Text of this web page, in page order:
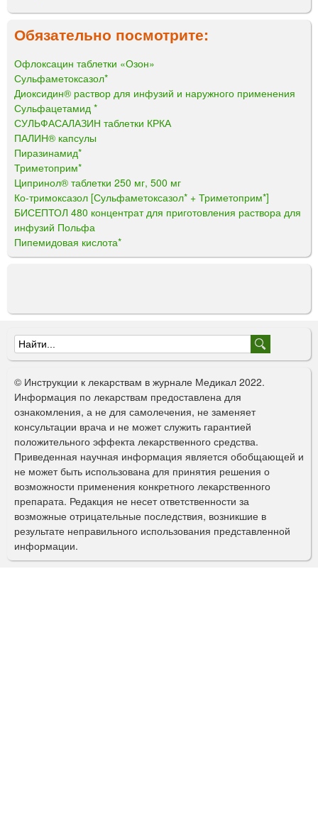
Обязательно посмотрите:
Офлоксацин таблетки «Озон»
Сульфаметоксазол*
Диоксидин® раствор для инфузий и наружного применения
Сульфацетамид *
СУЛЬФАСАЛАЗИН таблетки КРКА
ПАЛИН® капсулы
Пиразинамид*
Триметоприм*
Ципринол® таблетки 250 мг, 500 мг
Ко-тримоксазол [Сульфаметоксазол* + Триметоприм*]
БИСЕПТОЛ 480 концентрат для приготовления раствора для
инфузий Польфа
Пипемидовая кислота*
Ф
о
р
м
а
п
о
и
с
к
© Инструкции к лекарствам в журнале Медикал 2022.
Информация по лекарствам предоставлена для
ознакомления, а не для самолечения, не заменяет
консультации врача и не может служить гарантией
положительного эффекта лекарственного средства.
Приведенная научная информация является обобщающей и
не может быть использована для принятия решения о
возможности применения конкретного лекарственного
препарата. Редакция не несет ответственности за
возможные отрицательные последствия, возникшие в
результате неправильного использования представленной
информации.